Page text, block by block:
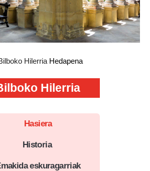
Hilerria Hedapena
Hilerria
Hasiera
Historia
eskuragarriak